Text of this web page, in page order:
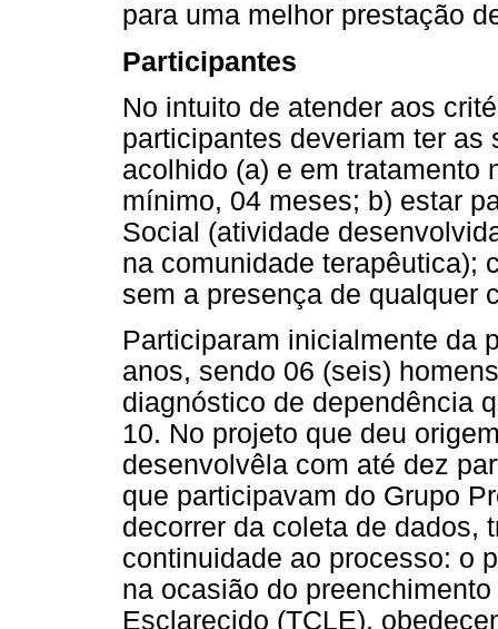
para uma melhor prestação
Participantes
No intuito de atender aos
participantes deveriam ter
acolhido (a) e em tratamento
mínimo, 04 meses; b) estar
Social (atividade
na comunidade terapêutica);
sem a presença de qualquer
Participaram inicialmente da
anos, sendo 06 (seis)
diagnóstico de dependência
10. No projeto que deu
desenvolvêla com até dez
que participavam do Grupo
decorrer da coleta de dados,
continuidade ao processo: o
na ocasião do
Esclarecido (TCLE),